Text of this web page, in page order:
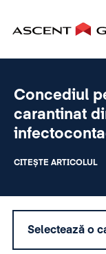
Concediul
carantinat
CITEȘTE ARTICOLUL
Selectează o